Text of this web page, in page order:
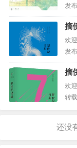
我像守着潘多拉盒子
不敢打开它
哪怕是放出
一句气话
2016/8/6
伊沙点评：昨天耍二
是一位出生于 1964 年
见狂。随着形式革新
的先锋派（暖昧者多
一
发
菜
洋
日
如
摘
欢
发
小
细
亮
《
摘
欢
转
的